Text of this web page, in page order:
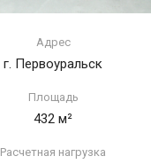
Адрес
г. Первоуральск
Площадь
432 м²
Расчетная нагрузка